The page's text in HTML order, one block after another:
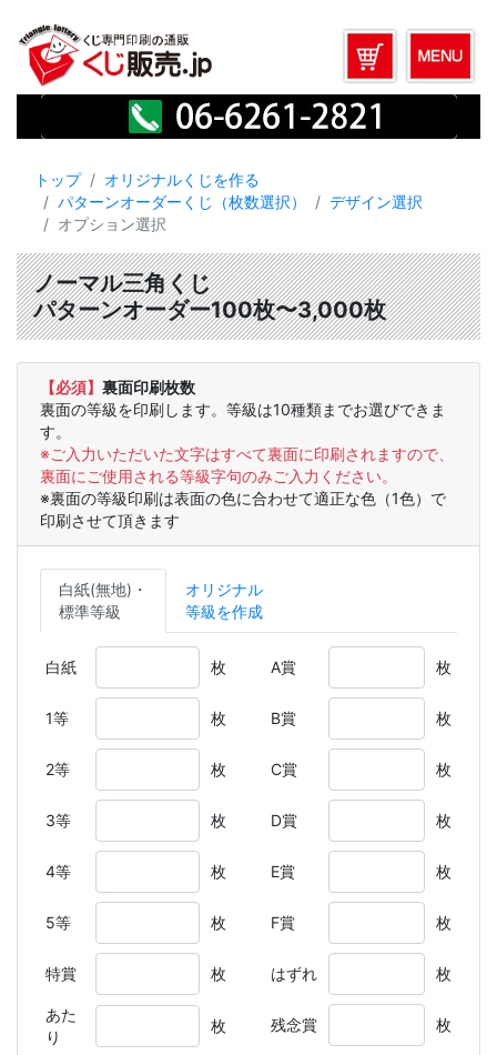
トップ
オリジナルくじを作る
パターンオーダーくじ（枚数選択）
デザイン選択
オプション選択
ノーマル三角くじ
パターンオーダー100枚〜3,000枚
【必須】 裏面印刷枚数
裏面の等級を印刷します。等級は10種類までお選びできま
す。
※ご入力いただいた文字はすべて裏面に印刷されますので、
裏面にご使用される等級字句のみご入力ください。
※裏面の等級印刷は表面の色に合わせて適正な色（1色）で
印刷させて頂きます
白紙(無地)・
標準等級
オリジナル
等級を作成
白紙 枚
1等 枚
2等 枚
3等 枚
4等 枚
5等 枚
特賞 枚
あた
り
枚
A賞 枚
B賞 枚
C賞 枚
D賞 枚
E賞 枚
F賞 枚
はずれ 枚
残念賞 枚